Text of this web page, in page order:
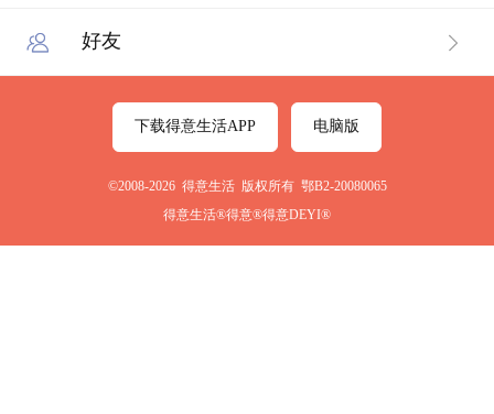
好友
下载得意生活APP 电脑版
©2008-2026 得意生活 版权所有 鄂B2-20080065
得意生活®得意®得意DEYI®